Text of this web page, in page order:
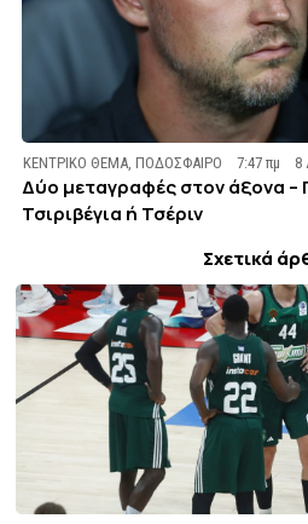
ΚΕΝΤΡΙΚΟ ΘΕΜΑ,ΠΟΔΟΣΦΑΙΡΟ 7:47 πμ 8
Δύο μεταγραφές στον άξονα
Τσιριβέγια ή Τσέριν
Σχετικά